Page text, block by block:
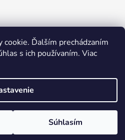
Ďalším prechádzaním
s ich používaním. Viac
Súhlasím
Shoptet
. Všetky práva
nastavenie cookies